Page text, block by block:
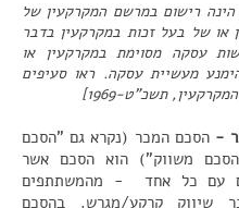
הינה רישום במרשם המקרקעין של
או של בעל זכות במקרקעין בדבר
עסקה מסוימת במקרקעין או
מעשיית עסקה. ראו סעיפים
-הסכם המכר (נקרא גם "הסכם
משווק") הוא הסכם אשר
עם כל אחד - מהמשתתפים
שיווק קרקע/מגרש. בהסכם